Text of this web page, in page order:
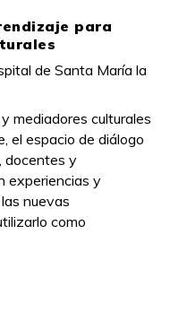
para
de Santa María la
mediadores culturales
el espacio de diálogo
docentes y
experiencias y
nuevas
como